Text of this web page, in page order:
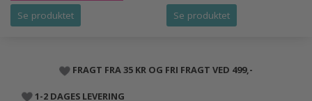
Se produktet Se produktet
FRAGT FRA 35 KR OG FRI FRAGT VED 499,-
1-2 DAGES LEVERING